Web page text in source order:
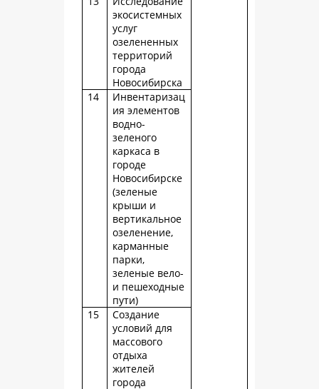
экосистемных
услуг
озелененных
территорий
города
Новосибирска
14
Инвентаризац
ия элементов
водно-
зеленого
каркаса в
городе
Новосибирске
(зеленые
крыши и
вертикальное
озеленение,
карманные
парки,
зеленые вело-
и пешеходные
пути)
15
Создание
условий для
массового
отдыха
жителей
города